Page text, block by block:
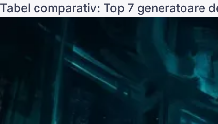
Tabel comparativ: Top 7 generatoare